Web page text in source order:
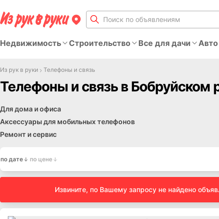
Недвижимость Строительство Все для дачи
Из рук в руки Телефоны и связь
Телефоны и связь в Бобруйском
Для дома и офиса
Аксессуары для мобильных телефонов
Ремонт и сервис
по дате по цене
Извините, по Вашему запросу не найдено